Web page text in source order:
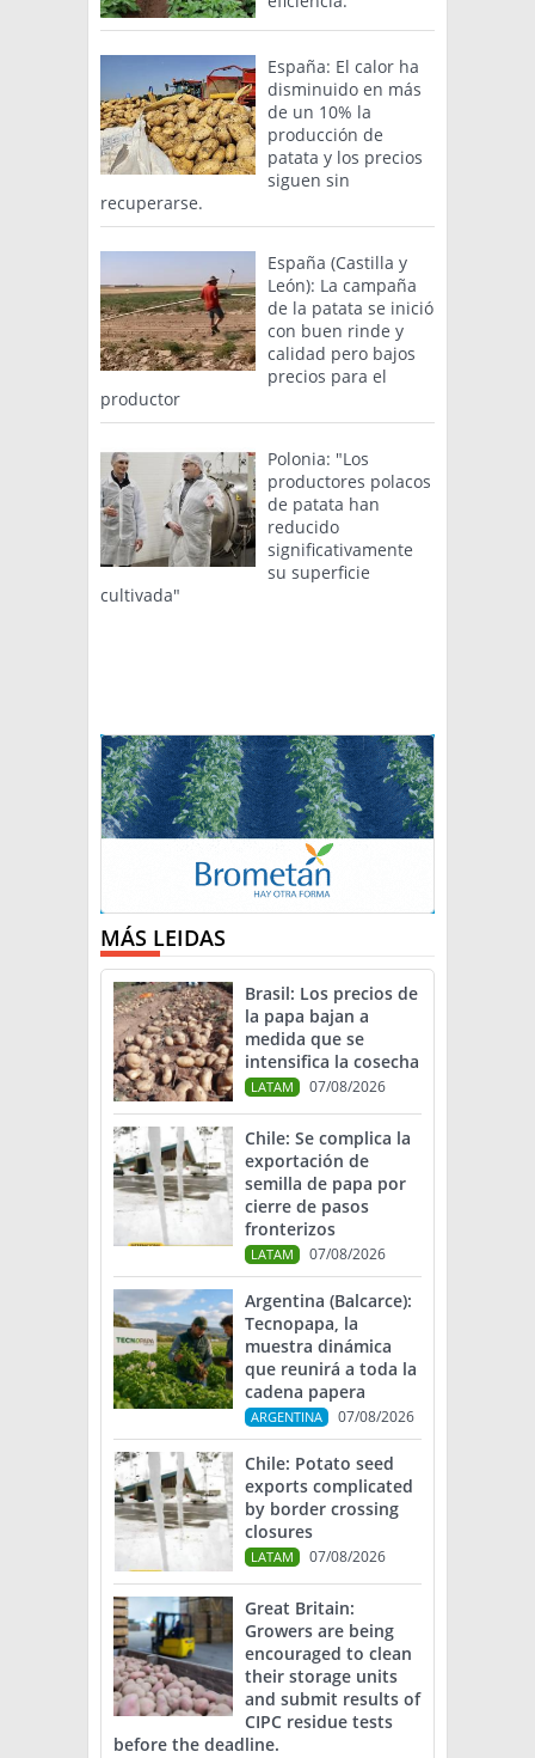
España: El calor ha
disminuido en más
de un 10% la
producción de
patata y los precios
siguen sin
recuperarse.
España (Castilla y
León): La campaña
de la patata se inició
con buen rinde y
calidad pero bajos
precios para el
productor
Polonia: "Los
productores polacos
de patata han
reducido
significativamente
su superficie
cultivada"
MÁS LEIDAS
Brasil: Los precios de
la papa bajan a
medida que se
intensifica la cosecha
LATAM 07/08/2026
Chile: Se complica la
exportación de
semilla de papa por
cierre de pasos
fronterizos
LATAM 07/08/2026
Argentina (Balcarce):
Tecnopapa, la
muestra dinámica
que reunirá a toda la
cadena papera
ARGENTINA 07/08/2026
Chile: Potato seed
exports complicated
by border crossing
closures
LATAM 07/08/2026
Great Britain:
Growers are being
encouraged to clean
their storage units
and submit results of
CIPC residue tests
before the deadline.